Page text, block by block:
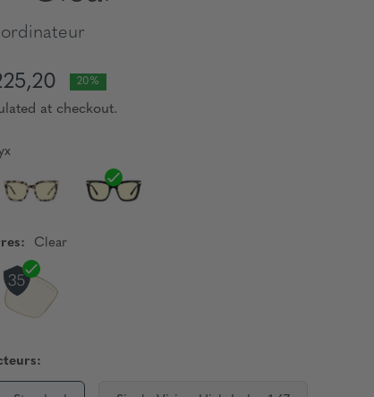
20%
at checkout.
Clear